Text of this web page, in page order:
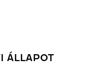
ÁLLAPOT